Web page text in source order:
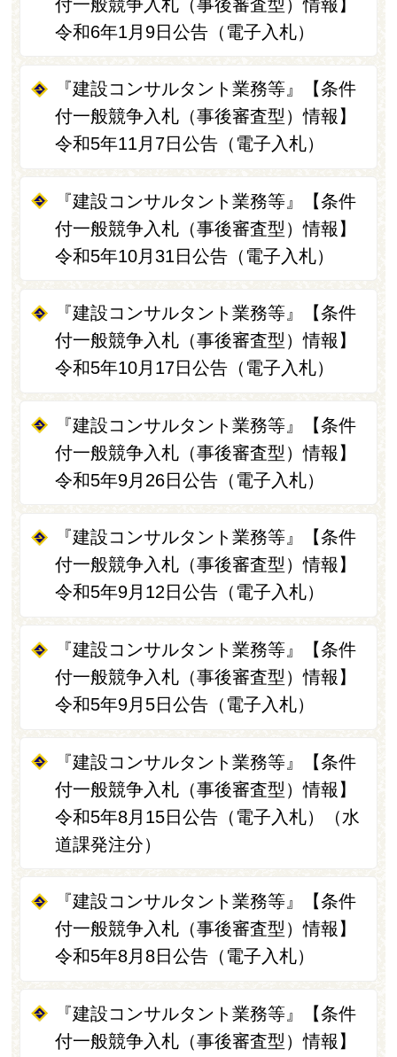
付一般競争入札（事後審査型）情報】
令和6年1月9日公告（電子入札）
『建設コンサルタント業務等』【条件
付一般競争入札（事後審査型）情報】
令和5年11月7日公告（電子入札）
『建設コンサルタント業務等』【条件
付一般競争入札（事後審査型）情報】
令和5年10月31日公告（電子入札）
『建設コンサルタント業務等』【条件
付一般競争入札（事後審査型）情報】
令和5年10月17日公告（電子入札）
『建設コンサルタント業務等』【条件
付一般競争入札（事後審査型）情報】
令和5年9月26日公告（電子入札）
『建設コンサルタント業務等』【条件
付一般競争入札（事後審査型）情報】
令和5年9月12日公告（電子入札）
『建設コンサルタント業務等』【条件
付一般競争入札（事後審査型）情報】
令和5年9月5日公告（電子入札）
『建設コンサルタント業務等』【条件
付一般競争入札（事後審査型）情報】
令和5年8月15日公告（電子入札）（水
道課発注分）
『建設コンサルタント業務等』【条件
付一般競争入札（事後審査型）情報】
令和5年8月8日公告（電子入札）
『建設コンサルタント業務等』【条件
付一般競争入札（事後審査型）情報】